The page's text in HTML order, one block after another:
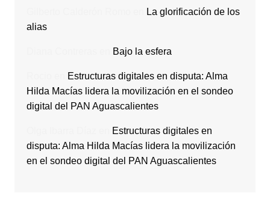
La glorificación de los
alias
Bajo la esfera
Estructuras digitales en disputa: Alma
Hilda Macías lidera la movilización en el sondeo
digital del PAN Aguascalientes
Estructuras digitales en
disputa: Alma Hilda Macías lidera la movilización
en el sondeo digital del PAN Aguascalientes